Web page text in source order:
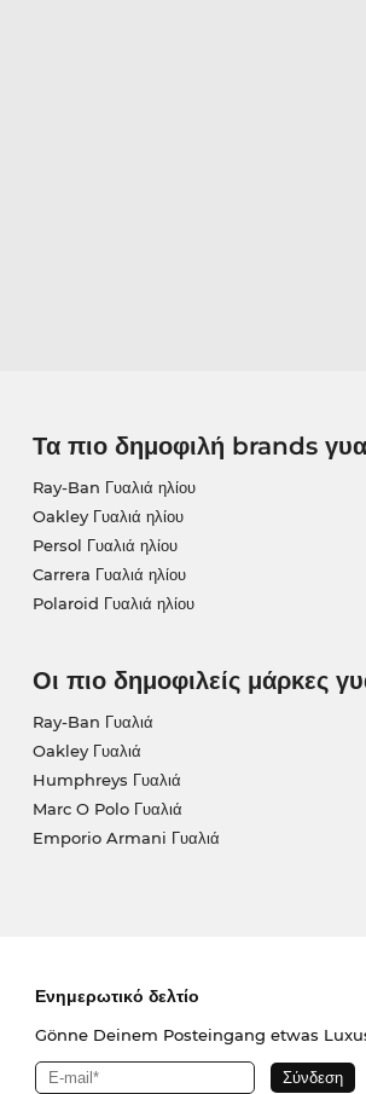
Τα πιο δημοφιλή brands
Ray-Ban Γυαλιά ηλίου
Oakley Γυαλιά ηλίου
Persol Γυαλιά ηλίου
Carrera Γυαλιά ηλίου
Polaroid Γυαλιά ηλίου
Οι πιο δημοφιλείς μάρκες
Ray-Ban Γυαλιά
Oakley Γυαλιά
Humphreys Γυαλιά
Marc O Polo Γυαλιά
Emporio Armani Γυαλιά
Ενημερωτικό δελτίο
Gönne Deinem Posteingang etwas Luxus.